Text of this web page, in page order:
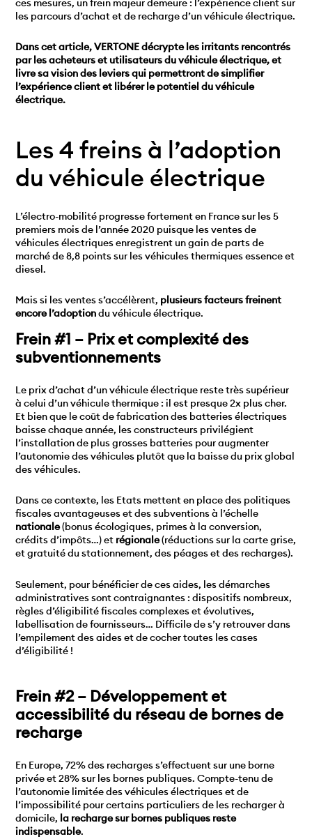
ces mesures, un frein majeur demeure : l’expérience client sur
les parcours d’achat et de recharge d’un véhicule électrique.
Dans cet article, VERTONE décrypte les irritants rencontrés
par les acheteurs et utilisateurs du véhicule électrique, et
livre sa vision des leviers qui permettront de simplifier
l’expérience client et libérer le potentiel du véhicule
électrique.
Les 4 freins à l’adoption
du véhicule électrique
L’électro-mobilité progresse fortement en France sur les 5
premiers mois de l’année 2020 puisque les ventes de
véhicules électriques enregistrent un gain de parts de
marché de 8,8 points sur les véhicules thermiques essence et
diesel.
Mais si les ventes s’accélèrent, plusieurs facteurs freinent
encore l’adoptiondu véhicule électrique.
Frein #1 – Prix et complexité des
subventionnements
Le prix d’achat d’un véhicule électrique reste très supérieur
à celui d’un véhicule thermique : il est presque 2x plus cher.
Et bien que le coût de fabrication des batteries électriques
baisse chaque année, les constructeurs privilégient
l’installation de plus grosses batteries pour augmenter
l’autonomie des véhicules plutôt que la baisse du prix global
des véhicules.
Dans ce contexte, les Etats mettent en place des politiques
fiscales avantageuses et des subventions à l’échelle
nationale(bonus écologiques, primes à la conversion,
crédits d’impôts…) et régionale(réductions sur la carte grise,
et gratuité du stationnement, des péages et des recharges).
Seulement, pour bénéficier de ces aides, les démarches
administratives sont contraignantes : dispositifs nombreux,
règles d’éligibilité fiscales complexes et évolutives,
labellisation de fournisseurs… Difficile de s’y retrouver dans
l’empilement des aides et de cocher toutes les cases
d’éligibilité !
Frein #2 – Développement et
accessibilité du réseau de bornes de
recharge
En Europe, 72% des recharges s’effectuent sur une borne
privée et 28% sur les bornes publiques. Compte-tenu de
l’autonomie limitée des véhicules électriques et de
l’impossibilité pour certains particuliers de les recharger à
domicile, la recharge sur bornes publiques reste
indispensable.